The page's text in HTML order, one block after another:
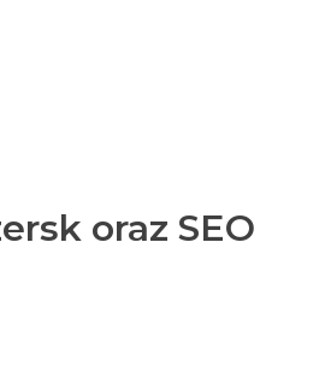
oraz SEO